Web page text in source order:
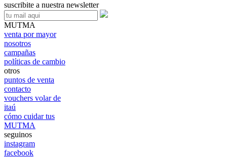
suscribite a nuestra newsletter
MUTMA
venta por mayor
nosotros
campañas
políticas de cambio
otros
puntos de venta
contacto
vouchers volar de
itaú
cómo cuidar tus
MUTMA
seguinos
instagram
facebook